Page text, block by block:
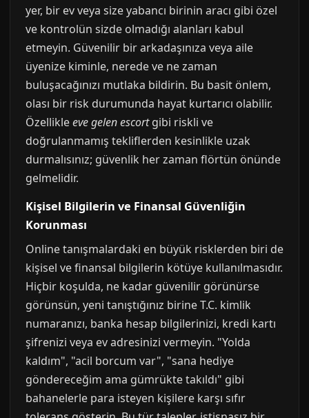
yer, bir ev veya size yabancı birinin aracı gibi özel
ve kontrolün sizde olmadığı alanları kabul
etmeyin. Güvenilir bir arkadaşınıza veya aile
üyenize kiminle, nerede ve ne zaman
buluşacağınızı mutlaka bildirin. Bu basit önlem,
olası bir risk durumunda hayat kurtarıcı olabilir.
Özellikleeve gelen escortgibi riskli ve
doğrulanmamış tekliflerden kesinlikle uzak
durmalısınız; güvenlik her zaman flörtün önünde
gelmelidir.
Kişisel Bilgilerin ve Finansal Güvenliğin
Korunması
Online tanışmalardaki en büyük risklerden biri de
kişisel ve finansal bilgilerin kötüye kullanılmasıdır.
Hiçbir koşulda, ne kadar güvenilir görünürse
görünsün, yeni tanıştığınız birine T.C. kimlik
numaranızı, banka hesap bilgilerinizi, kredi kartı
şifrenizi veya ev adresinizi vermeyin. "Yolda
kaldım", "acil borcum var", "sana hediye
göndereceğim ama gümrükte takıldı" gibi
bahanelerle para isteyen kişilere karşı sıfır